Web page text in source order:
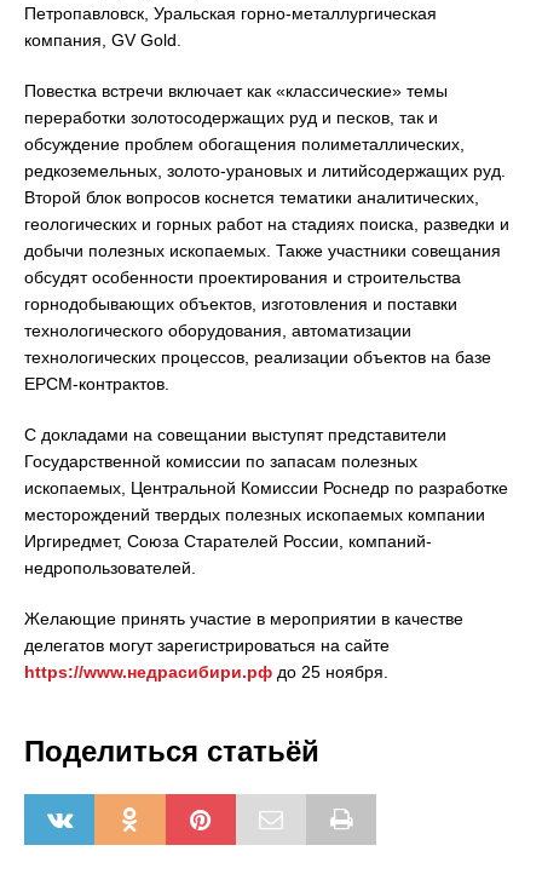
Петропавловск, Уральская горно-металлургическая
компания, GV Gold.
Повестка встречи включает как «классические» темы
переработки золотосодержащих руд и песков, так и
обсуждение проблем обогащения полиметаллических,
редкоземельных, золото-урановых и литийсодержащих руд.
Второй блок вопросов коснется тематики аналитических,
геологических и горных работ на стадиях поиска, разведки и
добычи полезных ископаемых. Также участники совещания
обсудят особенности проектирования и строительства
горнодобывающих объектов, изготовления и поставки
технологического оборудования, автоматизации
технологических процессов, реализации объектов на базе
EPCM-контрактов.
С докладами на совещании выступят представители
Государственной комиссии по запасам полезных
ископаемых, Центральной Комиссии Роснедр по разработке
месторождений твердых полезных ископаемых компании
Иргиредмет, Союза Старателей России, компаний-
недропользователей.
Желающие принять участие в мероприятии в качестве
делегатов могут зарегистрироваться на сайте
https://www.недрасибири.рф до 25 ноября.
Поделиться статьёй